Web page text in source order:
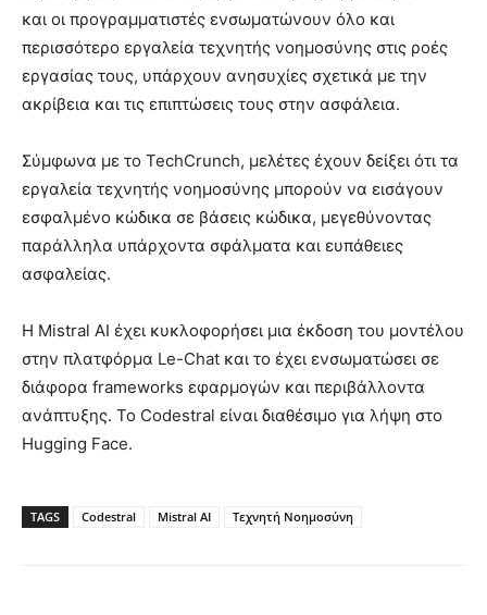
και οι προγραμματιστές ενσωματώνουν όλο και
περισσότερο εργαλεία τεχνητής νοημοσύνης στις ροές
εργασίας τους, υπάρχουν ανησυχίες σχετικά με την
ακρίβεια και τις επιπτώσεις τους στην ασφάλεια.
Σύμφωνα με το TechCrunch, μελέτες έχουν δείξει ότι τα
εργαλεία τεχνητής νοημοσύνης μπορούν να εισάγουν
εσφαλμένο κώδικα σε βάσεις κώδικα, μεγεθύνοντας
παράλληλα υπάρχοντα σφάλματα και ευπάθειες
ασφαλείας.
Η Mistral AI έχει κυκλοφορήσει μια έκδοση του μοντέλου
στην πλατφόρμα Le-Chat και το έχει ενσωματώσει σε
διάφορα frameworks εφαρμογών και περιβάλλοντα
ανάπτυξης. Το Codestral είναι διαθέσιμο για λήψη στο
Hugging Face.
TAGS Codestral Mistral AI Τεχνητή Νοημοσύνη